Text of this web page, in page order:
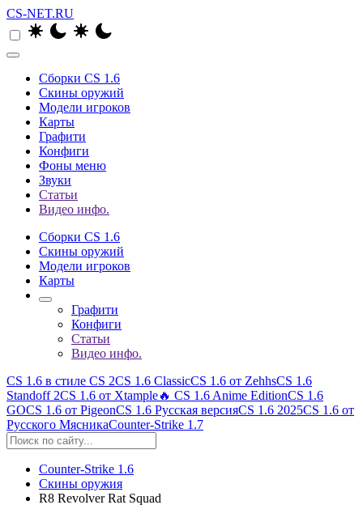
CS-NET.RU
Сборки CS 1.6
Скины оружий
Модели игроков
Карты
Графити
Конфиги
Фоны меню
Звуки
Статьи
Видео инфо.
Сборки CS 1.6
Скины оружий
Модели игроков
Карты
Графити
Конфиги
Статьи
Видео инфо.
CS 1.6 в стиле CS 2CS 1.6 ClassicCS 1.6 от ZehhsCS 1.6
Standoff 2CS 1.6 от Xtample🔥 CS 1.6 Anime EditionCS 1.6
GOCS 1.6 от PigeonCS 1.6 Русская версияCS 1.6 2025CS 1.6 от
Русского МясникаCounter-Strike 1.7
Counter-Strike 1.6
Скины оружия
R8 Revolver Rat Squad